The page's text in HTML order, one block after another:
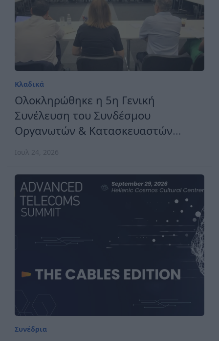
Κλαδικά
Ολοκληρώθηκε η 5η Γενική
Συνέλευση του Συνδέσμου
Οργανωτών & Κατασκευαστών
Εκθέσεων Ελλάδος
Ιουλ 24, 2026
Συνέδρια